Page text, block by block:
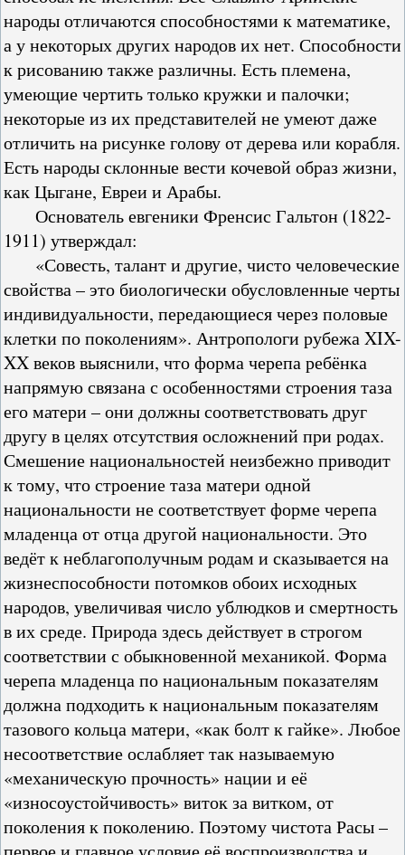
народы отличаются способностями к математике,
а у некоторых других народов их нет. Способности
к рисованию также различны. Есть племена,
умеющие чертить только кружки и палочки;
некоторые из их представителей не умеют даже
отличить на рисунке голову от дерева или корабля.
Есть народы склонные вести кочевой образ жизни,
как Цыгане, Евреи и Арабы.
Основатель евгеники Френсис Гальтон (1822-
1911) утверждал:
«Совесть, талант и другие, чисто человеческие
свойства – это биологически обусловленные черты
индивидуальности, передающиеся через половые
клетки по поколениям». Антропологи рубежа XIX-
XX веков выяснили, что форма черепа ребёнка
напрямую связана с особенностями строения таза
его матери – они должны соответствовать друг
другу в целях отсутствия осложнений при родах.
Смешение национальностей неизбежно приводит
к тому, что строение таза матери одной
национальности не соответствует форме черепа
младенца от отца другой национальности. Это
ведёт к неблагополучным родам и сказывается на
жизнеспособности потомков обоих исходных
народов, увеличивая число ублюдков и смертность
в их среде. Природа здесь действует в строгом
соответствии с обыкновенной механикой. Форма
черепа младенца по национальным показателям
должна подходить к национальным показателям
тазового кольца матери, «как болт к гайке». Любое
несоответствие ослабляет так называемую
«механическую прочность» нации и её
«износоустойчивость» виток за витком, от
поколения к поколению. Поэтому чистота Расы –